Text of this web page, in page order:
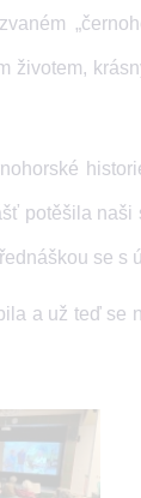
životem,
potěšila
se s
a už teď se